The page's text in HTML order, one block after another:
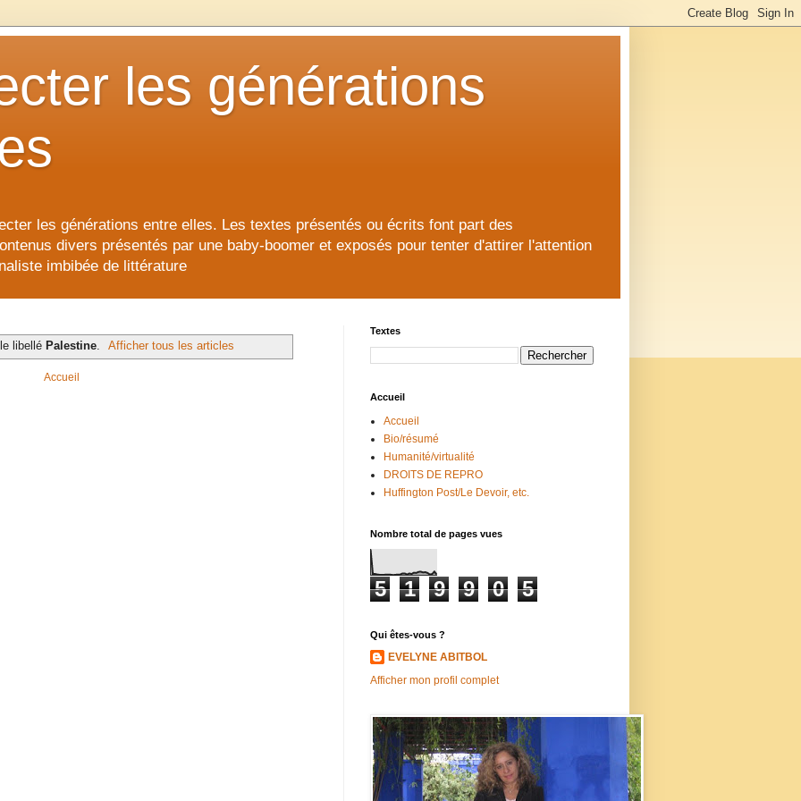
les générations
les générations entre elles. Les textes présentés ou écrits font part des
divers présentés par une baby-boomer et exposés pour tenter d'attirer l'attention
imbibée de littérature
libellé Palestine. Afficher tous les articles
Accueil
Textes
Accueil
Accueil
Bio/résumé
Humanité/virtualité
DROITS DE REPRO
Huffington Post/Le Devoir, etc.
Nombre total de pages vues
5 1 9 9 0 5
Qui êtes-vous ?
EVELYNE ABITBOL
Afficher mon profil complet